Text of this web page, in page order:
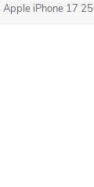
Apple iPhone 17